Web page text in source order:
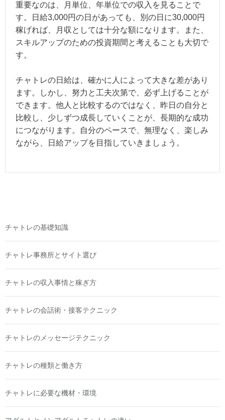
重要なのは、月単位、年単位での収入を見ることで
す。日給3,000円の日があっても、別の日に30,000円
稼げれば、月収としては十分な額になります。また、
スキルアップのための投資期間と考えることも大切で
す。
チャトレの日給は、確かに人によって大きな差があり
ます。しかし、努力と工夫次第で、必ず上げることが
できます。他人と比較するのではなく、昨日の自分と
比較し、少しずつ成長していくことが、長期的な成功
につながります。自分のペースで、無理なく、楽しみ
ながら、日給アップを目指していきましょう。
チャトレの基礎知識
チャトレ事務所とサイト選び
チャトレの収入事情と稼ぎ方
チャトレの会話術・接客テクニック
チャトレのメッセージテクニック
チャトレの種類と働き方
チャトレに必要な機材・環境